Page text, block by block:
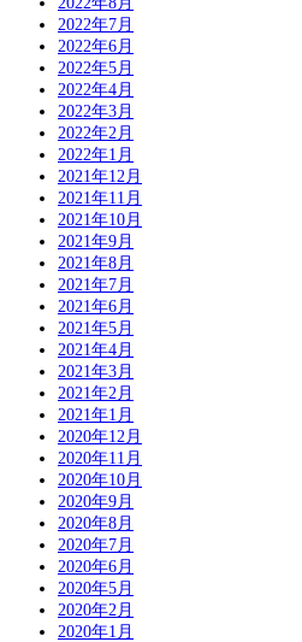
2022年7月
2022年6月
2022年5月
2022年4月
2022年3月
2022年2月
2022年1月
2021年12月
2021年11月
2021年10月
2021年9月
2021年8月
2021年7月
2021年6月
2021年5月
2021年4月
2021年3月
2021年2月
2021年1月
2020年12月
2020年11月
2020年10月
2020年9月
2020年8月
2020年7月
2020年6月
2020年5月
2020年2月
2020年1月